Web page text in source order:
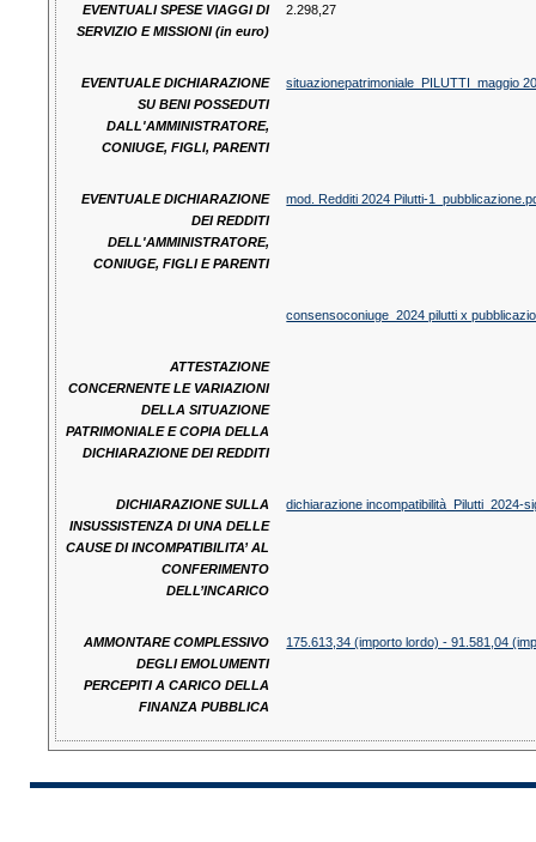
EVENTUALI SPESE VIAGGI DI
SERVIZIO E MISSIONI (in euro)
2.298,27
EVENTUALE DICHIARAZIONE
SU BENI POSSEDUTI
DALL'AMMINISTRATORE,
CONIUGE, FIGLI, PARENTI
situazionepatrimoniale_PILUTTI_maggio
EVENTUALE DICHIARAZIONE
DEI REDDITI
DELL'AMMINISTRATORE,
CONIUGE, FIGLI E PARENTI
mod. Redditi 2024 Pilutti-
consensoconiuge_2024 pilutti x
ATTESTAZIONE
CONCERNENTE LE VARIAZIONI
DELLA SITUAZIONE
PATRIMONIALE E COPIA DELLA
DICHIARAZIONE DEI REDDITI
DICHIARAZIONE SULLA
INSUSSISTENZA DI UNA DELLE
CAUSE DI INCOMPATIBILITA’ AL
CONFERIMENTO
DELL’INCARICO
dichiarazione incompatibilità_Pilutti_2024-
AMMONTARE COMPLESSIVO
DEGLI EMOLUMENTI
PERCEPITI A CARICO DELLA
FINANZA PUBBLICA
175.613,34 (importo lordo) - 91.581,04